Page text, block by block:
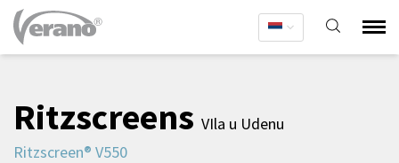
Ritzscreens VIla u Udenu
Ritzscreen® V550